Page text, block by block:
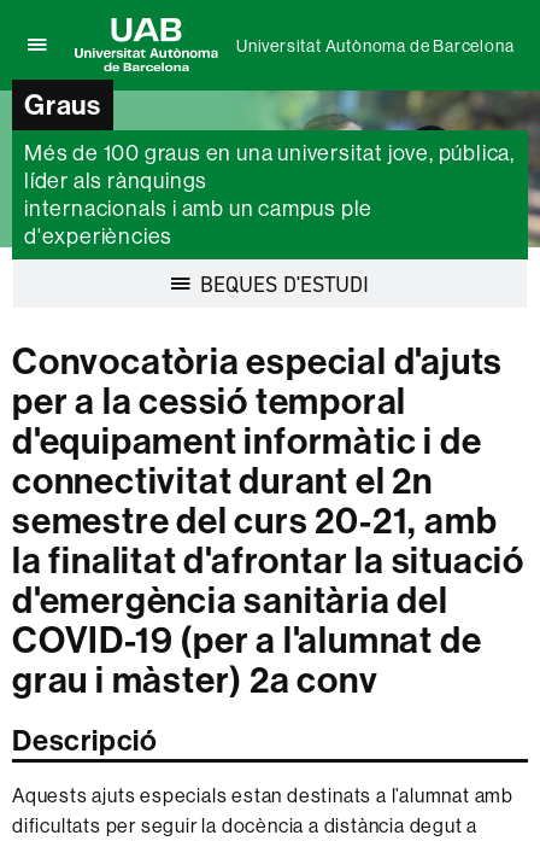
per
desplegar
el
menú
de
Universitat
Autònoma
de
UAB
Universitat
Autònoma
de
Barcelona
Universitat Autònoma de Barcelona
Graus
Més de 100 graus en una universitat jove, pública,
líder als rànquings
internacionals i amb un campus ple
d'experiències
BEQUES D'ESTUDI
Convocatòria especial d'ajuts
per a la cessió temporal
d'equipament informàtic i de
connectivitat durant el 2n
semestre del curs 20-21, amb
la finalitat d'afrontar la situació
d'emergència sanitària del
COVID-19 (per a l'alumnat de
grau i màster) 2a conv
Descripció
Aquests ajuts especials estan destinats a l’alumnat amb
dificultats per seguir la docència a distància degut a